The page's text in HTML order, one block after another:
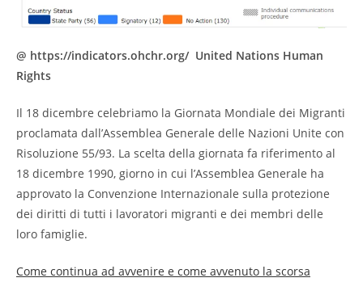
@ https://indicators.ohchr.org/ United Nations Human
Rights
Il 18 dicembre celebriamo la Giornata Mondiale dei Migranti
proclamata dall’Assemblea Generale delle Nazioni Unite con
Risoluzione 55/93. La scelta della giornata fa riferimento al
18 dicembre 1990, giorno in cui l’Assemblea Generale ha
approvato la Convenzione Internazionale sulla protezione
dei diritti di tutti i lavoratori migranti e dei membri delle
loro famiglie.
Come continua ad avvenire e come avvenuto la scorsa